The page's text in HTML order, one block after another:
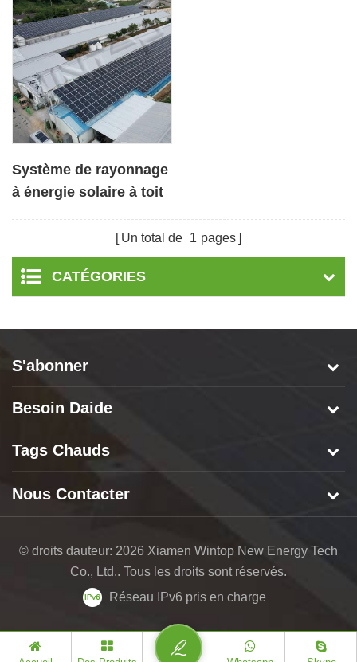
Système de rayonnage
à énergie solaire à toit
Un total de 1 pages
CATÉGORIES
S'abonner
Besoin Daide
Tags Chauds
Nous Contacter
© droits dauteur: 2026 Xiamen Wintop New Energy Tech
Co., Ltd.. Tous les droits sont réservés.
Réseau IPv6 pris en charge